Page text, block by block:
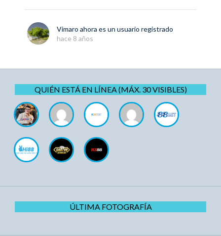
Vimaro ahora es un usuario registrado
hace 8 años
QUIÉN ESTÁ EN LÍNEA (MÁX. 30 VISIBLES)
ÚLTIMA FOTOGRAFÍA